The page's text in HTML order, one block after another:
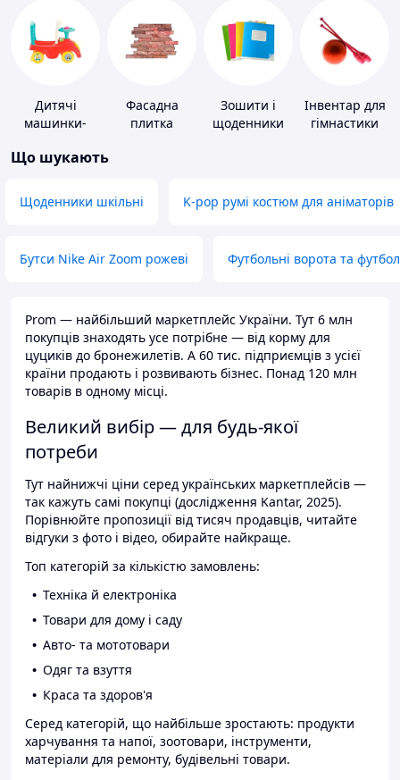
Дитячі
машинки-
Фасадна
плитка
Зошити і
щоденники
Інвентар для
гімнастики
Що шукають
Щоденники шкільні K-pop румі костюм для аніматорів
Бутси Nike Air Zoom рожеві Футбольні ворота та
Prom — найбільший маркетплейс України. Тут 6 млн
покупців знаходять усе потрібне — від корму для
цуциків до бронежилетів. А 60 тис. підприємців з усієї
країни продають і розвивають бізнес. Понад 120 млн
товарів в одному місці.
Великий вибір — для будь-якої
потреби
Тут найнижчі ціни серед українських маркетплейсів —
так кажуть самі покупці (дослідження Kantar, 2025).
Порівнюйте пропозиції від тисяч продавців, читайте
відгуки з фото і відео, обирайте найкраще.
Топ категорій за кількістю замовлень:
Техніка й електроніка
Товари для дому і саду
Авто- та мототовари
Одяг та взуття
Краса та здоров'я
Серед категорій, що найбільше зростають: продукти
харчування та напої, зоотовари, інструменти,
матеріали для ремонту, будівельні товари.